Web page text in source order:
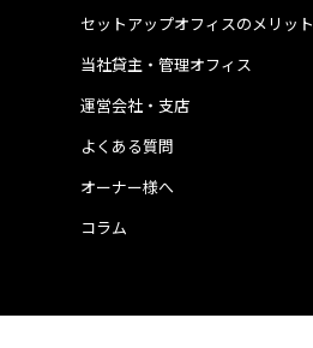
運営会社・支店
よくある質問
当社貸主・管理オフィス
オーナー様へ
コラム
セットアップオフィスのメリット